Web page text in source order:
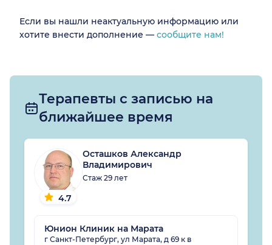
Если вы нашли неактуальную информацию или
хотите внести дополнение — сообщите нам!
Терапевты с записью на
ближайшее время
4.7
Осташков Александр
Владимирович
Стаж 29 лет
Юнион Клиник на Марата
г Санкт-Петербург, ул Марата, д 69 к в